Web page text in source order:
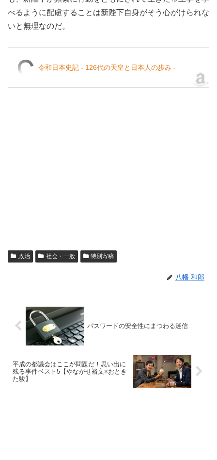
べるように配慮することは新陛下自身がそう心がけられな
いと無理なのだ。
令和日本史記 - 126代の天皇と日本人の歩み -
政治 社会・一般 特別寄稿
八幡 和郎
パスワードの安全性にまつわる迷信
平成の都議会はここが問題だ！思い出に
残る事件ベスト5【やながせ裕文×おとき
た駿】